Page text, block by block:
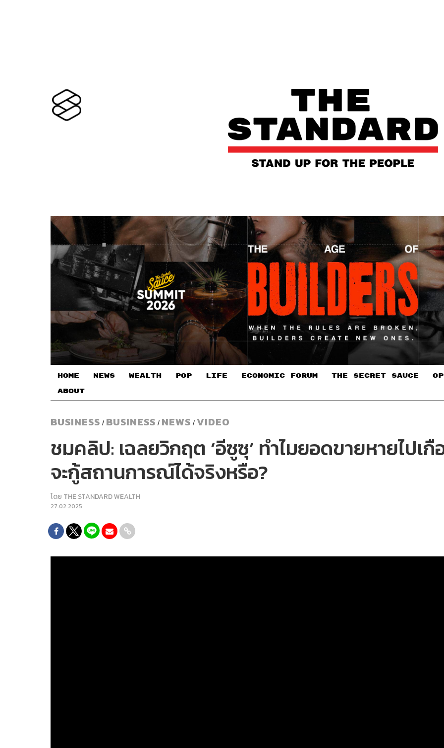
HOME NEWS WEALTH POP LIFE ECONOMIC FORUM THE SECRET SAUCE​
ABOUT
BUSINESS / BUSINESS / NEWS / VIDEO
ชมคลิป: เฉลยวิกฤต ‘อีซูซุ’ ทำไมยอดขายหายไปเ
จะกู้สถานการณ์ได้จริงหรือ?
โดย THE STANDARD WEALTH
27.02.2025